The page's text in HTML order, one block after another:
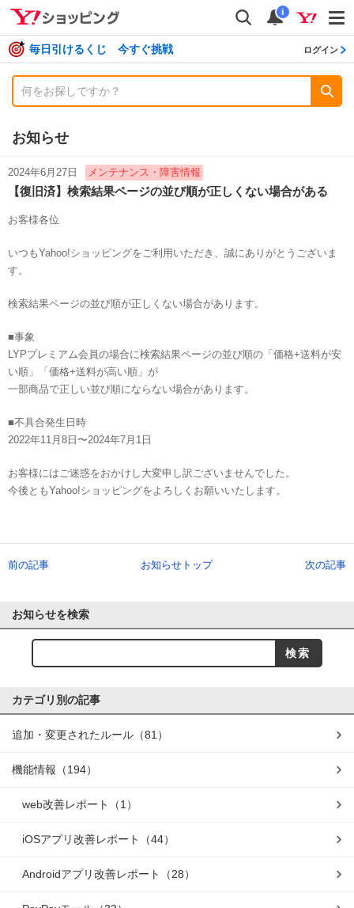
検索
通知
i
毎日引けるくじ 今すぐ挑戦 ログイン
お知らせ
2024年6月27日 メンテナンス・障害情報
【復旧済】検索結果ページの並び順が正しくない場合がある
お客様各位
いつもYahoo!ショッピングをご利用いただき、誠にありがとうございま
す。
検索結果ページの並び順が正しくない場合があります。
■事象
LYPプレミアム会員の場合に検索結果ページの並び順の「価格+送料が安
い順」「価格+送料が高い順」が
一部商品で正しい並び順にならない場合があります。
■不具合発生日時
2022年11月8日〜2024年7月1日
お客様にはご迷惑をおかけし大変申し訳ございませんでした。
今後ともYahoo!ショッピングをよろしくお願いいたします。
前の記事 お知らせトップ 次の記事
お知らせを検索
カテゴリ別の記事
追加・変更されたルール （81）
機能情報 （194）
web改善レポート （1）
iOSアプリ改善レポート （44）
Androidアプリ改善レポート （28）